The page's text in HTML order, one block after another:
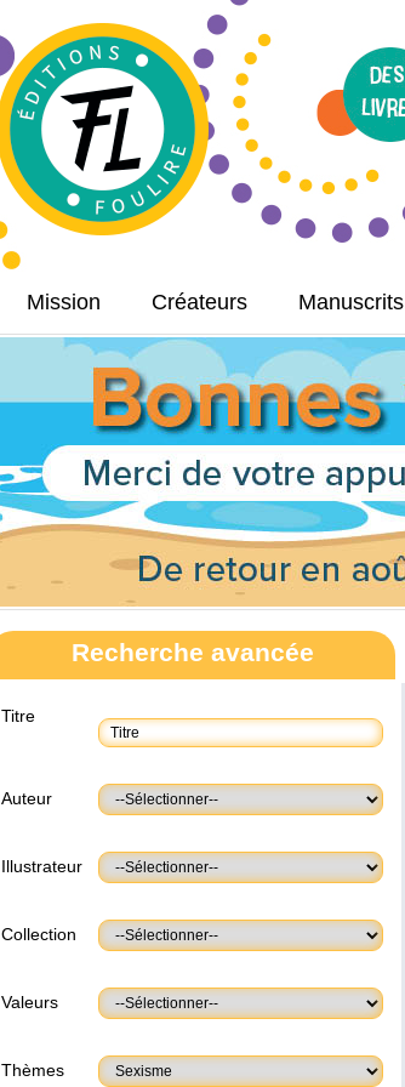
Mission Créateurs Manuscrits
Recherche avancée
Titre
Auteur
Illustrateur
Collection
Valeurs
Thèmes